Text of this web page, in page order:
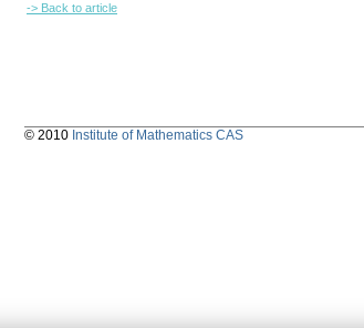
-> Back to article
© 2010 Institute of Mathematics CAS